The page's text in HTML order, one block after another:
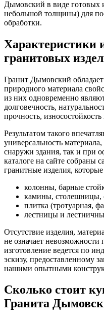
Дымовский в виде готовых
небольшой толщины) для
обработки.
Характеристики
гранитовых
Гранит Дымовский
природного материала
из них одновременно
долговечность,
прочность, износостойкость
Результатом такого
универсальность
снаружи здания, так и при
каталоге на сайте собраны
гранитные изделия,
колонны, барные
камины, столешницы,
плитка (тротуарная,
лестницы и
Отсутствие изделия,
не означает невозможности
изготовление ведется по
эскизу, предоставленному
нашими опытными
Сколько стоит
Гранита